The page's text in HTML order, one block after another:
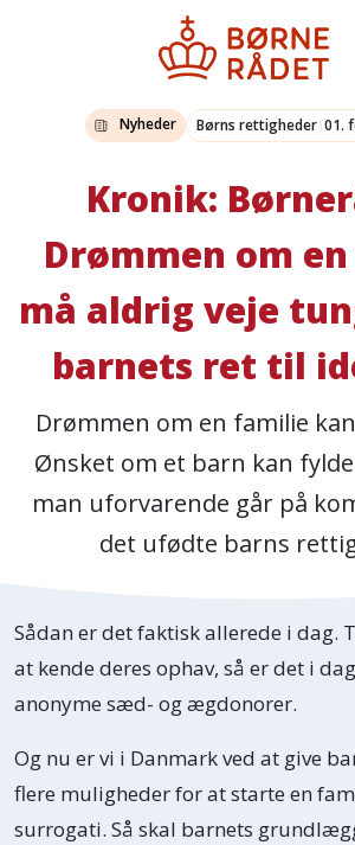
Nyheder Børns rettigheder 01.
Kronik:
Drømmen om
må aldrig veje
barnets ret til
Drømmen om en familie
Ønsket om et barn kan
man uforvarende går på
det ufødte barns
Sådan er det faktisk allerede i dag.
at kende deres ophav, så er det i
anonyme sæd- og ægdonorer.
Og nu er vi i Danmark ved at give
flere muligheder for at starte en
surrogati. Så skal barnets